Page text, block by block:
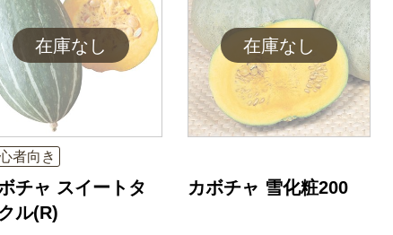
者向き
チャ スイートタ
ル(R)
カボチャ 雪化粧200